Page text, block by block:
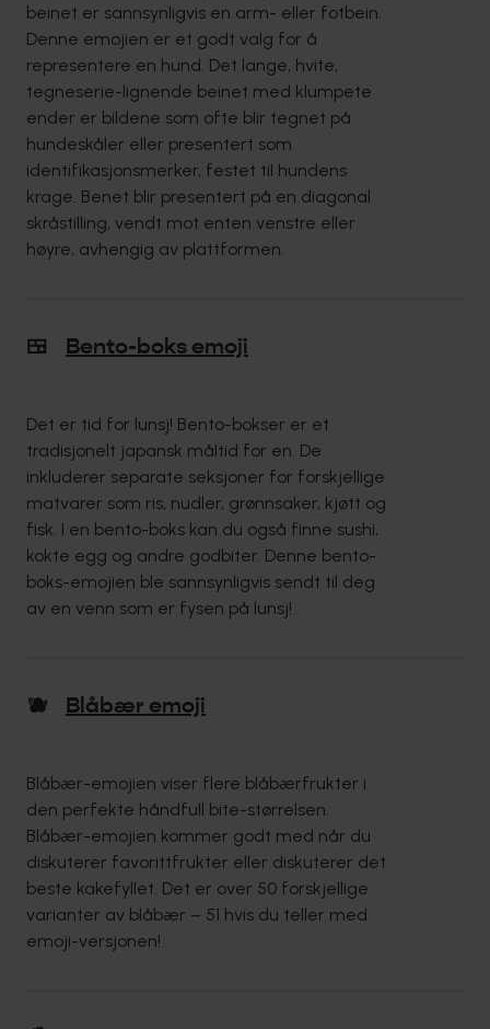
beinet er sannsynligvis en arm- eller fotbein.
Denne emojien er et godt valg for å
representere en hund. Det lange, hvite,
tegneserie-lignende beinet med klumpete
ender er bildene som ofte blir tegnet på
hundeskåler eller presentert som
identifikasjonsmerker, festet til hundens
krage. Benet blir presentert på en diagonal
skråstilling, vendt mot enten venstre eller
høyre, avhengig av plattformen.
🍱 Bento-boks emoji
Det er tid for lunsj! Bento-bokser er et
tradisjonelt japansk måltid for en. De
inkluderer separate seksjoner for forskjellige
matvarer som ris, nudler, grønnsaker, kjøtt og
fisk. I en bento-boks kan du også finne sushi,
kokte egg og andre godbiter. Denne bento-
boks-emojien ble sannsynligvis sendt til deg
av en venn som er fysen på lunsj!
🫐 Blåbær emoji
Blåbær-emojien viser flere blåbærfrukter i
den perfekte håndfull bite-størrelsen.
Blåbær-emojien kommer godt med når du
diskuterer favorittfrukter eller diskuterer det
beste kakefyllet. Det er over 50 forskjellige
varianter av blåbær – 51 hvis du teller med
emoji-versjonen!